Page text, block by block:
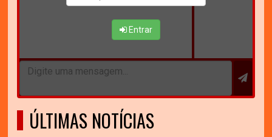
Entrar
ÚLTIMAS NOTÍCIAS